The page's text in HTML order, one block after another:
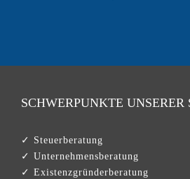
SCHWERPUNKTE
✓ Steuerberatung
✓ Unternehmensberatung
✓ Existenzgründerberatung